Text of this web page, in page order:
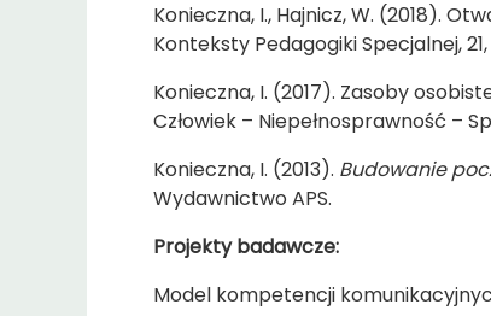
Konieczna, I., Hajnicz, W. (2018).
Konteksty Pedagogiki Specjalnej, 21,
Konieczna, I. (2017). Zasoby
Człowiek – Niepełnosprawność –
Konieczna, I. (2013). Budowanie
Wydawnictwo APS.
Projekty badawcze:
Model kompetencji